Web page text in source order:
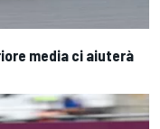
media ci aiuterà